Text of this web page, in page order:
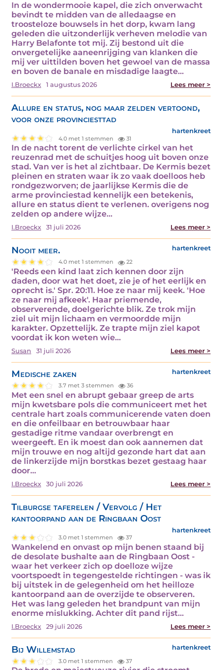
In de wondermooie kapel, die zich onverwacht
bevindt te midden van de alledaagse en
troosteloze bouwsels in het dorp, kwam lang
geleden die uitzonderlijk verheven melodie van
Harry Belafonte tot mij. Zij bestond uit die
onvergetelijke aaneenrijging van klanken die
mij ver uittilden boven het gewoel van de massa
en boven de banale en misdadige laagte…
I.Broeckx 1 augustus 2026 Lees meer >
Allure en status, nog maar zelden vertoond,
voor onze provinciesttad
hartenkreet
4.0 met 1 stemmen 31
In de nacht torent de verlichte cirkel van het
reuzenrad met de schuitjes hoog uit boven onze
stad. Van ver is het al zichtbaar. De Kermis bezet
pleinen en straten waar ik zo vaak doelloos heb
rondgezworven; de jaarlijkse Kermis die de
arme provinciestad kennelijk een betekenis,
allure en status dient te verlenen. overigens nog
zelden op andere wijze…
I.Broeckx 31 juli 2026 Lees meer >
Nooit meer. hartenkreet
4.0 met 1 stemmen 22
'Reeds een kind laat zich kennen door zijn
daden, door wat het doet, zie je of het eerlijk en
oprecht is.' Spr. 20:11. Hoe ze naar mij keek. 'Hoe
ze naar mij afkeek'. Haar priemende,
observerende, doelgerichte blik. Ze trok mijn
ziel uit mijn lichaam en vermoordde mijn
karakter. Opzettelijk. Ze trapte mijn ziel kapot
voordat ik kon weten wie…
Susan 31 juli 2026 Lees meer >
Medische zaken hartenkreet
3.7 met 3 stemmen 36
Met een snel en abrupt gebaar greep de arts
mijn kwetsbare pols die communiceert met het
centrale hart zoals communicerende vaten doen
en die onfeilbaar en betrouwbaar haar
gestadige ritme vandaar overbrengt en
weergeeft. En ik moest dan ook aannemen dat
mijn trouwe en nog altijd gezonde hart dat aan
de linkerzijde mijn borstkas bezet gestaag haar
door…
I.Broeckx 30 juli 2026 Lees meer >
Tilburgse taferelen / Vervolg / Het
kantoorpand aan de Ringbaan Oost
hartenkreet
3.0 met 1 stemmen 37
Wankelend en onvast op mijn benen staand bij
de desolate bushalte aan de Ringbaan Oost -
waar het verkeer zich op doelloze wijze
voortspoedt in tegengestelde richtingen - was ik
bij uitstek in de gelegenheid om het heilloze
kantoorpand aan de overzijde te observeren.
Het was lang geleden het brandpunt van mijn
enorme mislukking. Achter dit pand rijst…
I.Broeckx 29 juli 2026 Lees meer >
Bij Willemstad hartenkreet
3.0 met 1 stemmen 37